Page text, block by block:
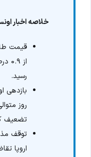
خلاصه اخبار
قیمت
رسید.
بازدهی
روز
تضعیف
توقف
اروپا